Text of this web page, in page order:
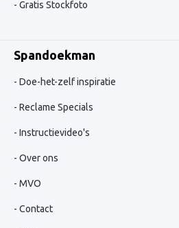
Gratis Stockfoto
Spandoekman
Doe-het-zelf inspiratie
Reclame Specials
Instructievideo's
Over ons
MVO
Contact